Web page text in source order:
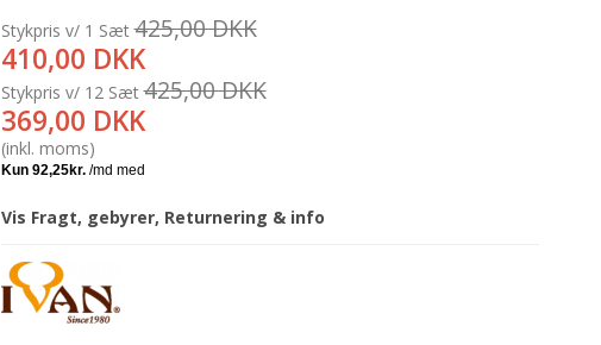
Stykpris v/ 1 Sæt
410,00 DKK
425,00 DKK
Stykpris v/ 12 Sæt
369,00 DKK
425,00 DKK
(inkl. moms)
Vis Fragt, gebyrer, Returnering & info